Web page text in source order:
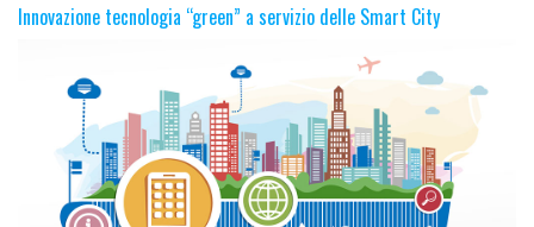
Innovazione tecnologia “green” a servizio delle Smart City